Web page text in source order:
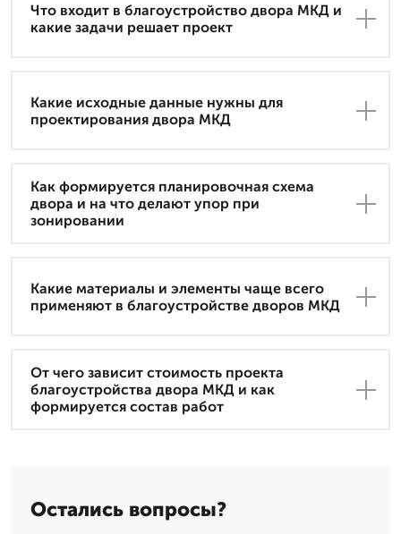
Что входит в благоустройство двора МКД и
какие задачи решает проект
Какие исходные данные нужны для
проектирования двора МКД
Как формируется планировочная схема
двора и на что делают упор при
зонировании
Какие материалы и элементы чаще всего
применяют в благоустройстве дворов МКД
От чего зависит стоимость проекта
благоустройства двора МКД и как
формируется состав работ
Остались вопросы?